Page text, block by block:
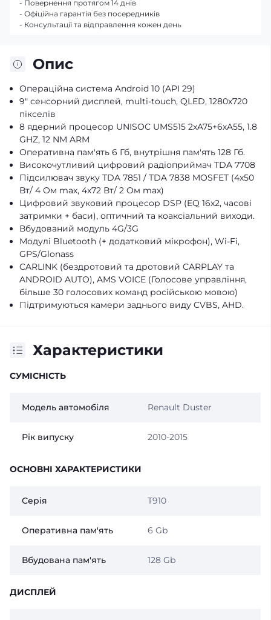
Опис
Операційна система Android 10 (API 29)
9" сенсорний дисплей, multi-touch, QLED, 1280x720
пікселів
8 ядерний процесор UNISOC UMS515 2хA75+6хA55, 1.8
GHZ, 12 NM ARM
Оперативна пам'ять 6 Гб, внутрішня пам'ять 128 Гб.
Високочутливий цифровий радіоприймач TDA 7708
Підсилювач звуку TDA 7851 / TDA 7838 MOSFET (4х50
Вт/ 4 Oм max, 4х72 Вт/ 2 Oм max)
Цифровий звуковий процесор DSP (EQ 16x2, часові
затримки + баси), оптичний та коаксіальний виходи.
Вбудований модуль 4G/3G
Модулі Bluetooth (+ додатковий мікрофон), Wi-Fi,
GPS/Glonass
CARLINK (бездротовий та дротовий CARPLAY та
ANDROID AUTO), AMS VOICE (Голосове управління,
більше 30 голосових команд російською мовою)
Підтримуються камери заднього виду CVBS, AHD.
Характеристики
СУМІСНІСТЬ
Модель автомобіля Renault Duster
Рік випуску 2010-2015
ОСНОВНІ ХАРАКТЕРИСТИКИ
Серія T910
Оперативна пам'ять 6 Gb
Вбудована пам'ять 128 Gb
ДИСПЛЕЙ
- Повернення протягом 14 днів
- Офіційна гарантія без посередників
- Консультації та відправлення кожен день